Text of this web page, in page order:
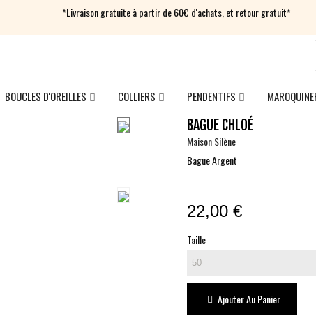
*Livraison gratuite à partir de 60€ d'achats, et retour gratuit*
BOUCLES D'OREILLES COLLIERS PENDENTIFS
BAGUE CHLOÉ
Maison Silène
Bague Argent
22,00 €
Taille
Ajouter Au Panier